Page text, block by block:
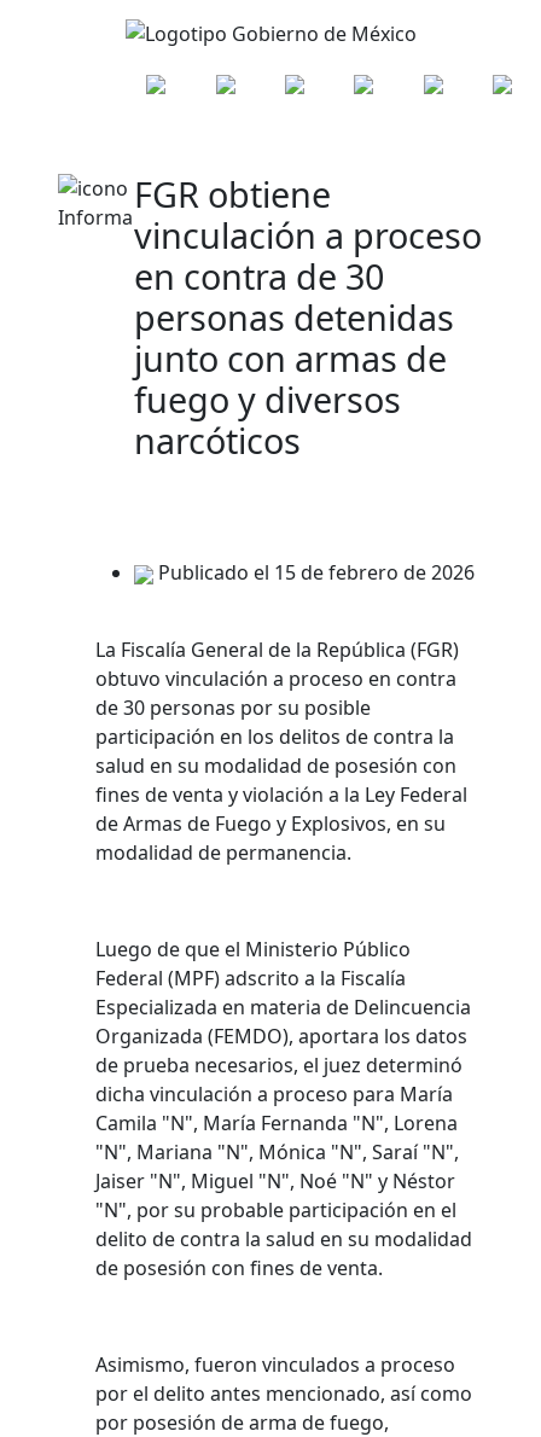
FGR obtiene
vinculación a proceso
en contra de 30
personas detenidas
junto con armas de
fuego y diversos
narcóticos
Publicado el 15 de febrero de 2026
La Fiscalía General de la República (FGR)
obtuvo vinculación a proceso en contra
de 30 personas por su posible
participación en los delitos de contra la
salud en su modalidad de posesión con
fines de venta y violación a la Ley Federal
de Armas de Fuego y Explosivos, en su
modalidad de permanencia.
Luego de que el Ministerio Público
Federal (MPF) adscrito a la Fiscalía
Especializada en materia de Delincuencia
Organizada (FEMDO), aportara los datos
de prueba necesarios, el juez determinó
dicha vinculación a proceso para María
Camila "N", María Fernanda "N", Lorena
"N", Mariana "N", Mónica "N", Saraí "N",
Jaiser "N", Miguel "N", Noé "N" y Néstor
"N", por su probable participación en el
delito de contra la salud en su modalidad
de posesión con fines de venta.
Asimismo, fueron vinculados a proceso
por el delito antes mencionado, así como
por posesión de arma de fuego,